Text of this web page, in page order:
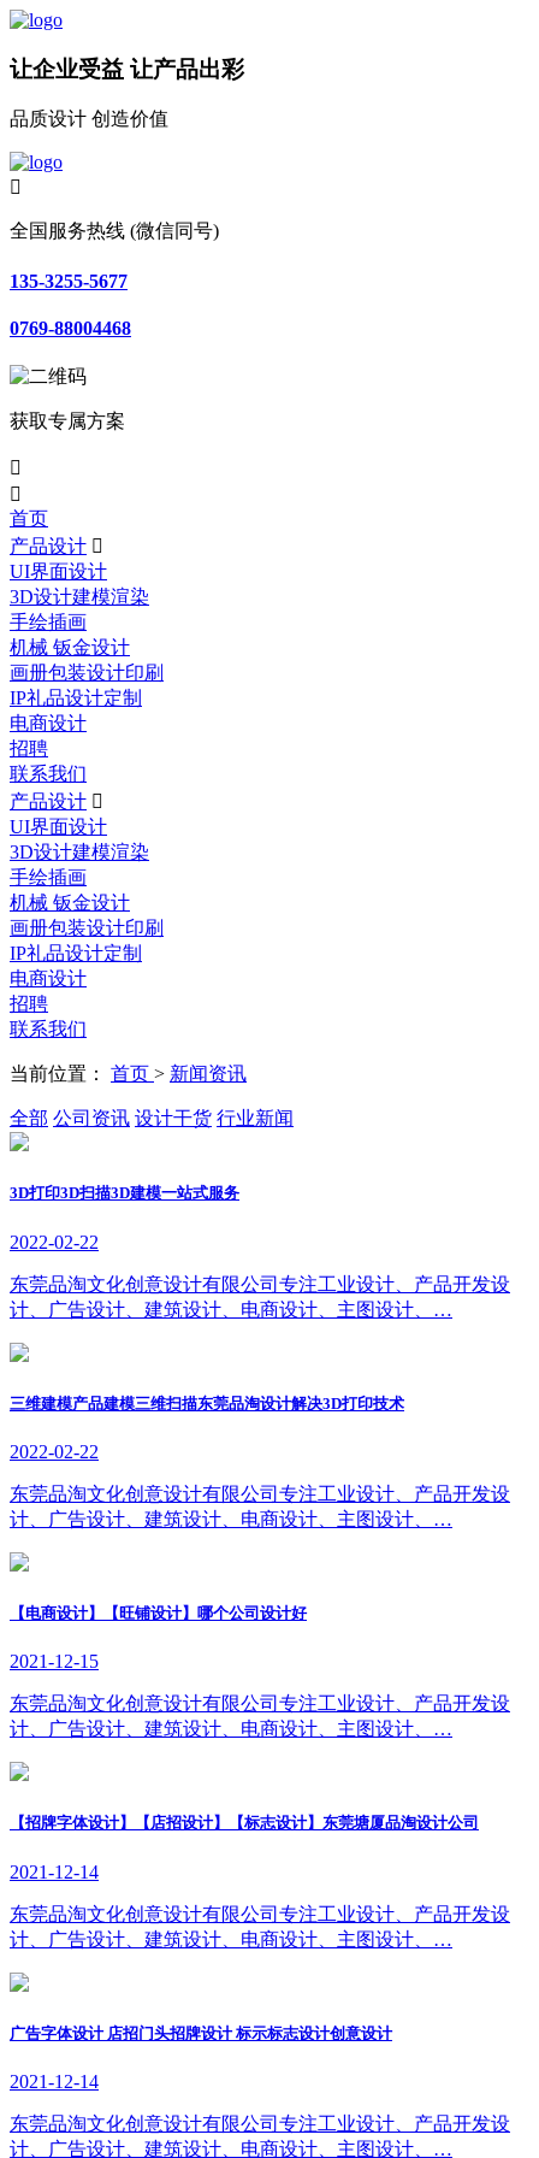
让企业受益 让产品出彩
品质设计 创造价值

全国服务热线 (微信同号)
135-3255-5677
0769-88004468
获取专属方案


首页
产品设计 
UI界面设计
3D设计建模渲染
手绘插画
机械 钣金设计
画册包装设计印刷
IP礼品设计定制
电商设计
招聘
联系我们
产品设计 
UI界面设计
3D设计建模渲染
手绘插画
机械 钣金设计
画册包装设计印刷
IP礼品设计定制
电商设计
招聘
联系我们
当前位置： 首页 > 新闻资讯
全部 公司资讯 设计干货 行业新闻
3D打印3D扫描3D建模一站式服务
2022-02-22
东莞品淘文化创意设计有限公司专注工业设计、产品开发设
计、广告设计、建筑设计、电商设计、主图设计、…
三维建模产品建模三维扫描东莞品淘设计解决3D打印技术
2022-02-22
东莞品淘文化创意设计有限公司专注工业设计、产品开发设
计、广告设计、建筑设计、电商设计、主图设计、…
【电商设计】【旺铺设计】哪个公司设计好
2021-12-15
东莞品淘文化创意设计有限公司专注工业设计、产品开发设
计、广告设计、建筑设计、电商设计、主图设计、…
【招牌字体设计】【店招设计】【标志设计】东莞塘厦品淘设计公司
2021-12-14
东莞品淘文化创意设计有限公司专注工业设计、产品开发设
计、广告设计、建筑设计、电商设计、主图设计、…
广告字体设计 店招门头招牌设计 标示标志设计创意设计
2021-12-14
东莞品淘文化创意设计有限公司专注工业设计、产品开发设
计、广告设计、建筑设计、电商设计、主图设计、…